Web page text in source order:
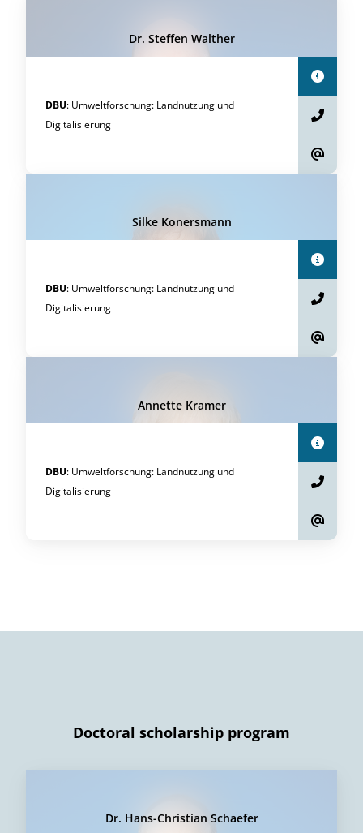
Dr. Steffen Walther
DBU: Umweltforschung: Landnutzung und
Digitalisierung
Silke Konersmann
DBU: Umweltforschung: Landnutzung und
Digitalisierung
Annette Kramer
DBU: Umweltforschung: Landnutzung und
Digitalisierung
Doctoral scholarship program
Dr. Hans-Christian Schaefer